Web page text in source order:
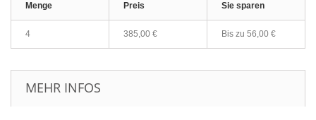
Menge Preis Sie sparen
4 385,00 € Bis zu 56,00 €
MEHR INFOS